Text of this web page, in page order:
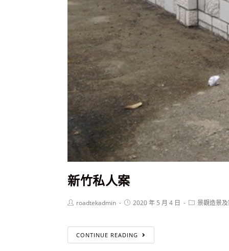
新竹私人案
roadtekadmin 2020 年 5 月 4 日 景觀造景
CONTINUE READING
竹